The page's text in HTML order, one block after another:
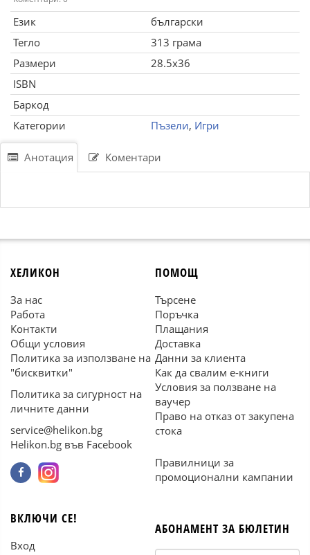
Език
български
Тегло
313 грама
Размери
28.5x36
ISBN
Баркод
Категории
Пъзели, Игри
Анотация Коментари
ХЕЛИКОН
За нас
Работа
Контакти
Общи условия
Политика за използване на
"бисквитки"
Политика за сигурност на
личните данни
service@helikon.bg
Helikon.bg във Facebook
ПОМОЩ
Търсене
Поръчка
Плащания
Доставка
Данни за клиента
Как да свалим е-книги
Условия за ползване на
ваучер
Право на отказ от закупена
стока
Правилници за
промоционални кампании
ВКЛЮЧИ СЕ!
Вход
АБОНАМЕНТ ЗА БЮЛЕТИН